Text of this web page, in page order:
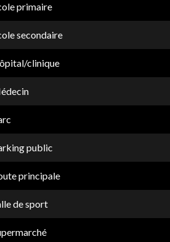
primaire
secondaire
clinique
public
principale
de sport